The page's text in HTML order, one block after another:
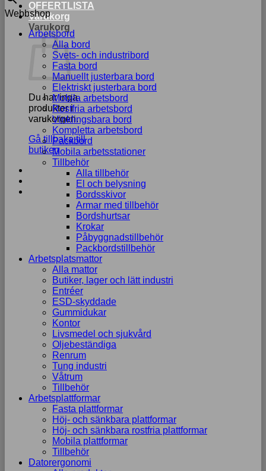
OFFERTLISTA
Varukorg
Varukorg
Du har inga
produkter i
varukorgen.
Gå tillbaka till
butiken
Webbshop
Arbetsbord
Alla bord
Svets- och industribord
Fasta bord
Manuellt justerbara bord
Elektriskt justerbara bord
Mobila arbetsbord
Rostfria arbetsbord
Vinklingsbara bord
Kompletta arbetsbord
Packbord
Mobila arbetsstationer
Tillbehör
Alla tillbehör
El och belysning
Bordsskivor
Armar med tillbehör
Bordshurtsar
Krokar
Påbyggnadstillbehör
Packbordstillbehör
Arbetsplatsmattor
Alla mattor
Butiker, lager och lätt industri
Entréer
ESD-skyddade
Gummidukar
Kontor
Livsmedel och sjukvård
Oljebeständiga
Renrum
Tung industri
Våtrum
Tillbehör
Arbetsplattformar
Fasta plattformar
Höj- och sänkbara plattformar
Höj- och sänkbara rostfria plattformar
Mobila plattformar
Tillbehör
Datorergonomi